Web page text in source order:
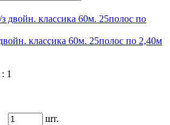
классика 60м. 25полос по 2,40м
1
шт.